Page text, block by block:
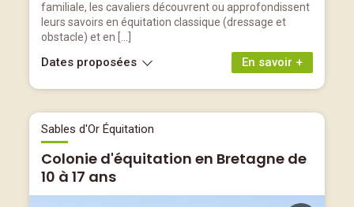
familiale, les cavaliers découvrent ou approfondissent
leurs savoirs en équitation classique (dressage et
obstacle) et en […]
En savoir +
Dates proposées
Sables d'Or Équitation
Colonie d'équitation en Bretagne de
10 à 17 ans